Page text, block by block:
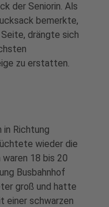
der Seniorin. Als
bemerkte,
drängte sich
zu erstatten.
Richtung
wieder die
18 bis 20
Busbahnhof
groß und hatte
einer schwarzen